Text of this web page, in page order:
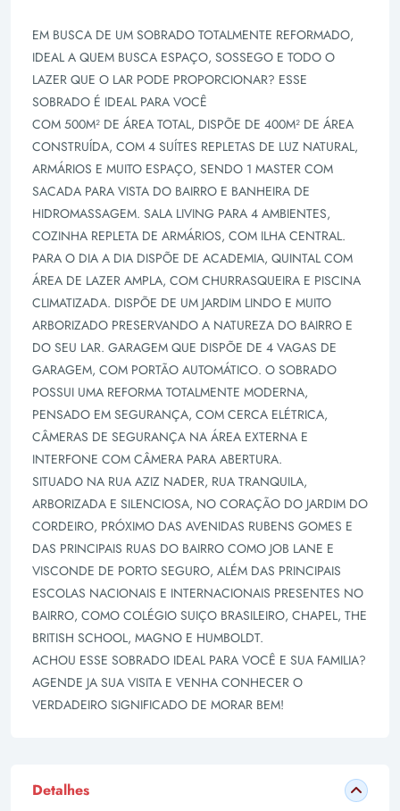
EM BUSCA DE UM SOBRADO TOTALMENTE REFORMADO,
IDEAL A QUEM BUSCA ESPAÇO, SOSSEGO E TODO O
LAZER QUE O LAR PODE PROPORCIONAR? ESSE
SOBRADO É IDEAL PARA VOCÊ
COM 500M² DE ÁREA TOTAL, DISPÕE DE 400M² DE ÁREA
CONSTRUÍDA, COM 4 SUÍTES REPLETAS DE LUZ NATURAL,
ARMÁRIOS E MUITO ESPAÇO, SENDO 1 MASTER COM
SACADA PARA VISTA DO BAIRRO E BANHEIRA DE
HIDROMASSAGEM. SALA LIVING PARA 4 AMBIENTES,
COZINHA REPLETA DE ARMÁRIOS, COM ILHA CENTRAL.
PARA O DIA A DIA DISPÕE DE ACADEMIA, QUINTAL COM
ÁREA DE LAZER AMPLA, COM CHURRASQUEIRA E PISCINA
CLIMATIZADA. DISPÕE DE UM JARDIM LINDO E MUITO
ARBORIZADO PRESERVANDO A NATUREZA DO BAIRRO E
DO SEU LAR. GARAGEM QUE DISPÕE DE 4 VAGAS DE
GARAGEM, COM PORTÃO AUTOMÁTICO. O SOBRADO
POSSUI UMA REFORMA TOTALMENTE MODERNA,
PENSADO EM SEGURANÇA, COM CERCA ELÉTRICA,
CÂMERAS DE SEGURANÇA NA ÁREA EXTERNA E
INTERFONE COM CÂMERA PARA ABERTURA.
SITUADO NA RUA AZIZ NADER, RUA TRANQUILA,
ARBORIZADA E SILENCIOSA, NO CORAÇÃO DO JARDIM DO
CORDEIRO, PRÓXIMO DAS AVENIDAS RUBENS GOMES E
DAS PRINCIPAIS RUAS DO BAIRRO COMO JOB LANE E
VISCONDE DE PORTO SEGURO, ALÉM DAS PRINCIPAIS
ESCOLAS NACIONAIS E INTERNACIONAIS PRESENTES NO
BAIRRO, COMO COLÉGIO SUIÇO BRASILEIRO, CHAPEL, THE
BRITISH SCHOOL, MAGNO E HUMBOLDT.
ACHOU ESSE SOBRADO IDEAL PARA VOCÊ E SUA FAMILIA?
AGENDE JA SUA VISITA E VENHA CONHECER O
VERDADEIRO SIGNIFICADO DE MORAR BEM!
Detalhes